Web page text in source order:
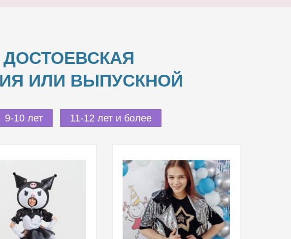
ИЛИ ВЫПУСКНОЙ
9-10 лет 11-12 лет и более